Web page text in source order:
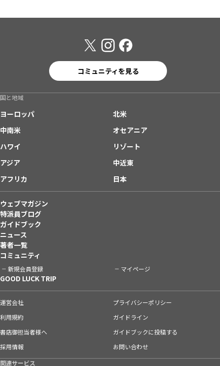
コミュニティを見る
国と地域
ヨーロッパ
北米
中南米
オセアニア
ハワイ
リゾート
アジア
中近東
アフリカ
日本
ウェブマガジン
特派員ブログ
ガイドブック
ニュース
著者一覧
コミュニティ
新規会員登録 マイページ
GOOD LUCK TRIP
運営会社
プライバシーポリシー
利用規約
ガイドライン
書店御担当者様へ
ガイドブックに投稿する
採用情報
お問い合わせ
関連サービス